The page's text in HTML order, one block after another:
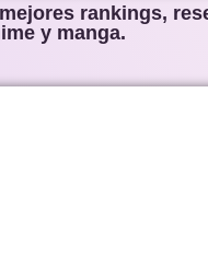
rankings,
y manga.